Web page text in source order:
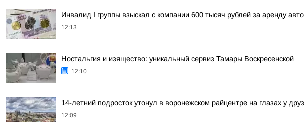
Инвалид I группы взыскал с компании 600 тысяч рублей за аренду
12:13
Ностальгия и изящество: уникальный сервиз Тамары Воскресенской
12:10
14-летний подросток утонул в воронежском райцентре на глазах у
12:09